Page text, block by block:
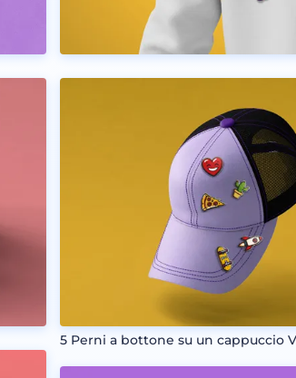
5 Perni a bottone su un cappuccio